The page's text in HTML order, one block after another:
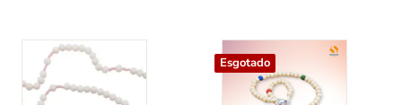
Esgotado